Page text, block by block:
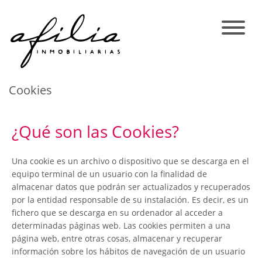
Cookies
¿Qué son las Cookies?
Una cookie es un archivo o dispositivo que se descarga en el
equipo terminal de un usuario con la finalidad de
almacenar datos que podrán ser actualizados y recuperados
por la entidad responsable de su instalación. Es decir, es un
fichero que se descarga en su ordenador al acceder a
determinadas páginas web. Las cookies permiten a una
página web, entre otras cosas, almacenar y recuperar
información sobre los hábitos de navegación de un usuario